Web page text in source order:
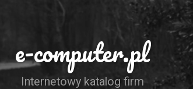
e-computer.pl
Internetowy katalog firm